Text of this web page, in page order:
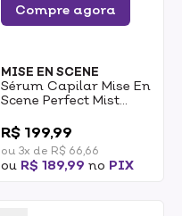
Compre agora
MISE EN SCENE
Sérum Capilar Mise En
Scene Perfect Mist
Conditioner 150ml
R$ 199,99
ou 3x de R$ 66,66
ou R$ 189,99 no PIX